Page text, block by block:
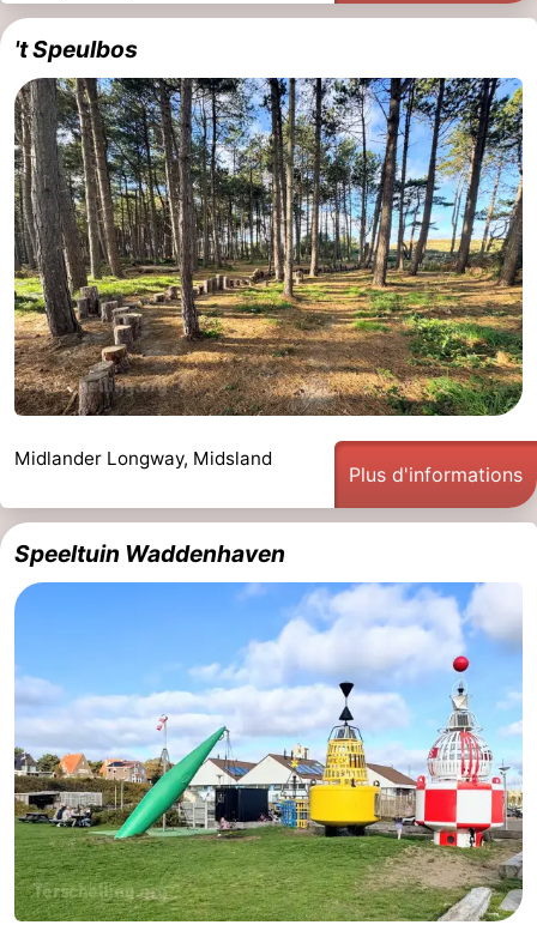
't Speulbos
Midlander Longway, Midsland
Plus d'informations
Speeltuin Waddenhaven